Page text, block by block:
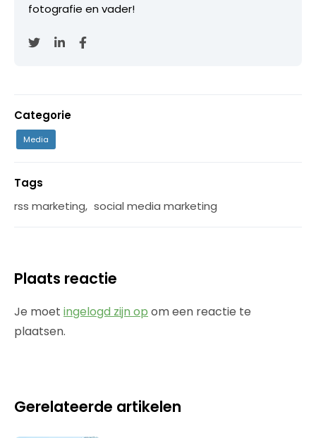
fotografie en vader!
Categorie
Media
Tags
rss marketing, social media marketing
Plaats reactie
Je moet ingelogd zijn op om een reactie te
plaatsen.
Gerelateerde artikelen